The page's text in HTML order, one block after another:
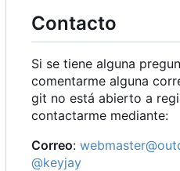
Contacto
Si se tiene alguna
comentarme alguna
git no está abierto a
contactarme mediante:
Correo:
@keyjay